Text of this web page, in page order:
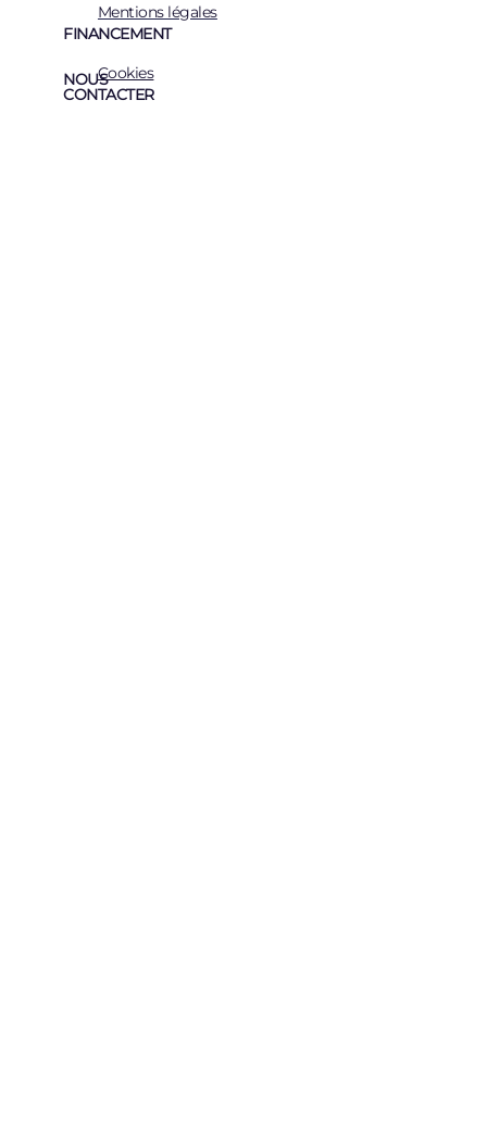
FINANCEMENT
NOUS
CONTACTER
Mentions légales
Cookies